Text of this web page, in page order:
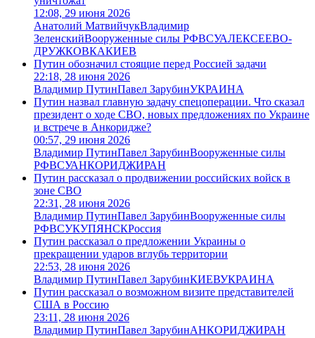
12:08, 29 июня 2026
Анатолий МатвийчукВладимир
ЗеленскийВооруженные силы РФВСУАЛЕКСЕЕВО-
ДРУЖКОВКАКИЕВ
Путин обозначил стоящие перед Россией задачи
22:18, 28 июня 2026
Владимир ПутинПавел ЗарубинУКРАИНА
Путин назвал главную задачу спецоперации. Что сказал
президент о ходе СВО, новых предложениях по Украине
и встрече в Анкоридже?
00:57, 29 июня 2026
Владимир ПутинПавел ЗарубинВооруженные силы
РФВСУАНКОРИДЖИРАН
Путин рассказал о продвижении российских войск в
зоне СВО
22:31, 28 июня 2026
Владимир ПутинПавел ЗарубинВооруженные силы
РФВСУКУПЯНСКРоссия
Путин рассказал о предложении Украины о
прекращении ударов вглубь территории
22:53, 28 июня 2026
Владимир ПутинПавел ЗарубинКИЕВУКРАИНА
Путин рассказал о возможном визите представителей
США в Россию
23:11, 28 июня 2026
Владимир ПутинПавел ЗарубинАНКОРИДЖИРАН